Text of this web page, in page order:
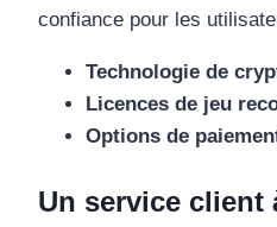
confiance pour les
Technologie de
Licences de jeu
Options de
Un service client